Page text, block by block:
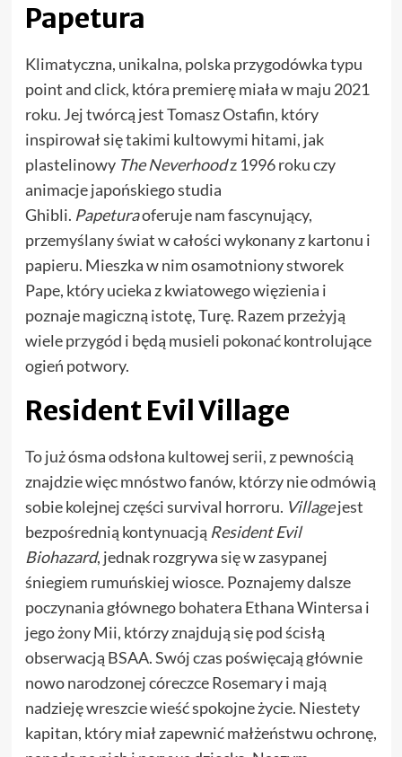
Papetura
Klimatyczna, unikalna, polska przygodówka typu
point and click, która premierę miała w maju 2021
roku. Jej twórcą jest Tomasz Ostafin, który
inspirował się takimi kultowymi hitami, jak
plastelinowy The Neverhoodz 1996 roku czy
animacje japońskiego studia
Ghibli. Papeturaoferuje nam fascynujący,
przemyślany świat w całości wykonany z kartonu i
papieru. Mieszka w nim osamotniony stworek
Pape, który ucieka z kwiatowego więzienia i
poznaje magiczną istotę, Turę. Razem przeżyją
wiele przygód i będą musieli pokonać kontrolujące
ogień potwory.
Resident Evil Village
To już ósma odsłona kultowej serii, z pewnością
znajdzie więc mnóstwo fanów, którzy nie odmówią
sobie kolejnej części survival horroru. Villagejest
bezpośrednią kontynuacją Resident Evil
Biohazard, jednak rozgrywa się w zasypanej
śniegiem rumuńskiej wiosce. Poznajemy dalsze
poczynania głównego bohatera Ethana Wintersa i
jego żony Mii, którzy znajdują się pod ścisłą
obserwacją BSAA. Swój czas poświęcają głównie
nowo narodzonej córeczce Rosemary i mają
nadzieję wreszcie wieść spokojne życie. Niestety
kapitan, który miał zapewnić małżeństwu ochronę,